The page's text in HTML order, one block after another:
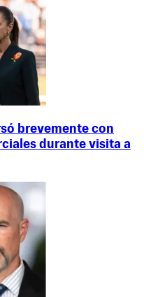
brevemente con
durante visita a